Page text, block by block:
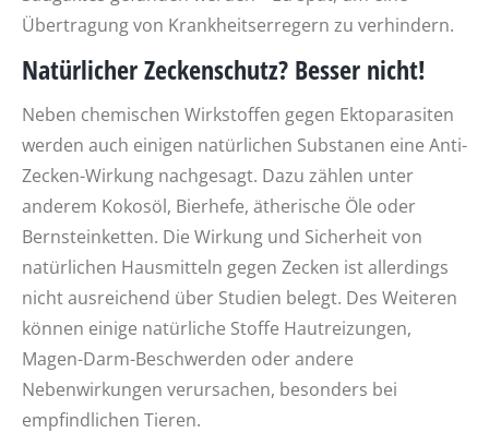
Übertragung von Krankheitserregern zu verhindern.
Natürlicher Zeckenschutz? Besser nicht!
Neben chemischen Wirkstoffen gegen Ektoparasiten
werden auch einigen natürlichen Substanen eine Anti-
Zecken-Wirkung nachgesagt. Dazu zählen unter
anderem Kokosöl, Bierhefe, ätherische Öle oder
Bernsteinketten. Die Wirkung und Sicherheit von
natürlichen Hausmitteln gegen Zecken ist allerdings
nicht ausreichend über Studien belegt. Des Weiteren
können einige natürliche Stoffe Hautreizungen,
Magen-Darm-Beschwerden oder andere
Nebenwirkungen verursachen, besonders bei
empfindlichen Tieren.